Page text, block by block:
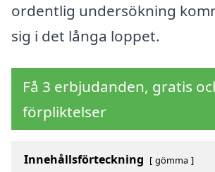
ordentlig undersökning
sig i det långa loppet.
Få 3 erbjudanden, gratis
förpliktelser
Innehållsförteckning gömma